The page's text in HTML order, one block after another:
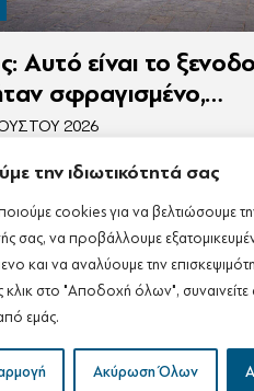
την ιδιωτικότητά σας
cookies για να βελτιώσουμε
σας, να προβάλλουμε
και να αναλύουμε την
κλικ στο "Αποδοχή όλων",
εμάς.
Ακύρωση Όλων
Αυτό είναι το
σφραγισμένο,
κανονικά με
2026
Αρχική
Πολιτική